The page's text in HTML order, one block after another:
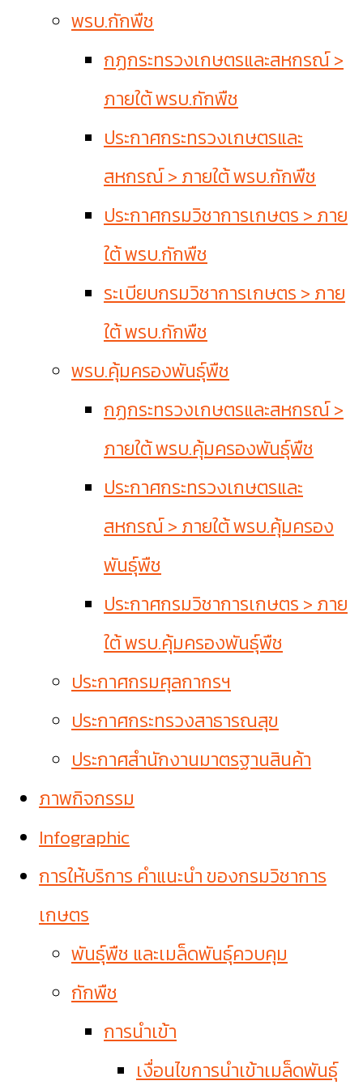
พรบ.กักพืช
กฏกระทรวงเกษตรและสหกรณ์ >
ภายใต้ พรบ.กักพืช
ประกาศกระทรวงเกษตรและ
สหกรณ์ > ภายใต้ พรบ.กักพืช
ประกาศกรมวิชาการเกษตร > ภาย
ใต้ พรบ.กักพืช
ระเบียบกรมวิชาการเกษตร > ภาย
ใต้ พรบ.กักพืช
พรบ.คุ้มครองพันธุ์พืช
กฏกระทรวงเกษตรและสหกรณ์ >
ภายใต้ พรบ.คุ้มครองพันธุ์พืช
ประกาศกระทรวงเกษตรและ
สหกรณ์ > ภายใต้ พรบ.คุ้มครอง
พันธุ์พืช
ประกาศกรมวิชาการเกษตร > ภาย
ใต้ พรบ.คุ้มครองพันธุ์พืช
ประกาศกรมศุลกากรฯ
ประกาศกระทรวงสาธารณสุข
ประกาศสำนักงานมาตรฐานสินค้า
ภาพกิจกรรม
Infographic
การให้บริการ คำแนะนำ ของกรมวิชาการ
เกษตร
พันธุ์พืช และเมล็ดพันธุ์ควบคุม
กักพืช
การนำเข้า
เงื่อนไขการนำเข้าเมล็ดพันธุ์